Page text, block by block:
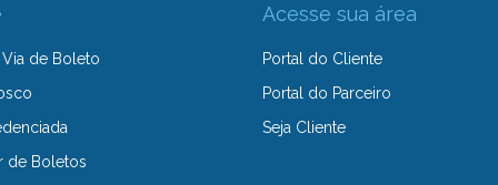
de Boleto
de Boletos
Acesse sua área
Portal do Cliente
Portal do Parceiro
Seja Cliente